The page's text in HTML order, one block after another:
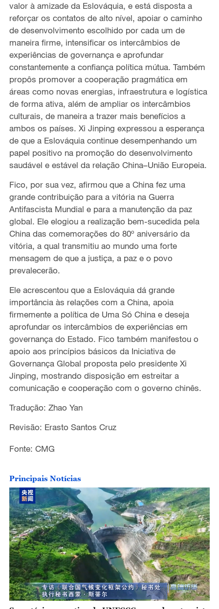
valor à amizade da Eslováquia, e está disposta a
reforçar os contatos de alto nível, apoiar o caminho
de desenvolvimento escolhido por cada um de
maneira firme, intensificar os intercâmbios de
experiências de governança e aprofundar
constantemente a confiança política mútua. Também
propôs promover a cooperação pragmática em
áreas como novas energias, infraestrutura e logística
de forma ativa, além de ampliar os intercâmbios
culturais, de maneira a trazer mais benefícios a
ambos os países. Xi Jinping expressou a esperança
de que a Eslováquia continue desempenhando um
papel positivo na promoção do desenvolvimento
saudável e estável da relação China–União Europeia.
Fico, por sua vez, afirmou que a China fez uma
grande contribuição para a vitória na Guerra
Antifascista Mundial e para a manutenção da paz
global. Ele elogiou a realização bem-sucedida pela
China das comemorações do 80º aniversário da
vitória, a qual transmitiu ao mundo uma forte
mensagem de que a justiça, a paz e o povo
prevalecerão.
Ele acrescentou que a Eslováquia dá grande
importância às relações com a China, apoia
firmemente a política de Uma Só China e deseja
aprofundar os intercâmbios de experiências em
governança do Estado. Fico também manifestou o
apoio aos princípios básicos da Iniciativa de
Governança Global proposta pelo presidente Xi
Jinping, mostrando disposição em estreitar a
comunicação e cooperação com o governo chinês.
Tradução: Zhao Yan
Revisão: Erasto Santos Cruz
Fonte: CMG
Principais Notícias